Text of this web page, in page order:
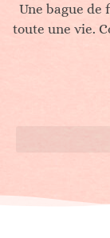
Une bague de
toute une vie.